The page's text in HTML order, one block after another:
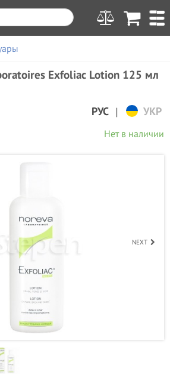
Exfoliac Lotion 125 мл
РУС | УКР
Нет в наличии
NEXT